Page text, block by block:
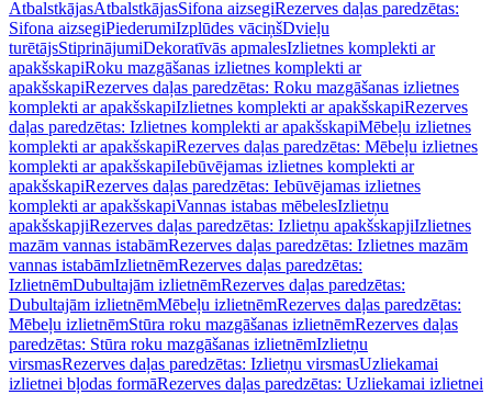
AtbalstkājasAtbalstkājasSifona aizsegiRezerves daļas paredzētas:
Sifona aizsegiPiederumiIzplūdes vāciņšDvieļu
turētājsStiprinājumiDekoratīvās apmalesIzlietnes komplekti ar
apakšskapiRoku mazgāšanas izlietnes komplekti ar
apakšskapiRezerves daļas paredzētas: Roku mazgāšanas izlietnes
komplekti ar apakšskapiIzlietnes komplekti ar apakšskapiRezerves
daļas paredzētas: Izlietnes komplekti ar apakšskapiMēbeļu izlietnes
komplekti ar apakšskapiRezerves daļas paredzētas: Mēbeļu izlietnes
komplekti ar apakšskapiIebūvējamas izlietnes komplekti ar
apakšskapiRezerves daļas paredzētas: Iebūvējamas izlietnes
komplekti ar apakšskapiVannas istabas mēbelesIzlietņu
apakšskapjiRezerves daļas paredzētas: Izlietņu apakšskapjiIzlietnes
mazām vannas istabāmRezerves daļas paredzētas: Izlietnes mazām
vannas istabāmIzlietnēmRezerves daļas paredzētas:
IzlietnēmDubultajām izlietnēmRezerves daļas paredzētas:
Dubultajām izlietnēmMēbeļu izlietnēmRezerves daļas paredzētas:
Mēbeļu izlietnēmStūra roku mazgāšanas izlietnēmRezerves daļas
paredzētas: Stūra roku mazgāšanas izlietnēmIzlietņu
virsmasRezerves daļas paredzētas: Izlietņu virsmasUzliekamai
izlietnei bļodas formāRezerves daļas paredzētas: Uzliekamai izlietnei